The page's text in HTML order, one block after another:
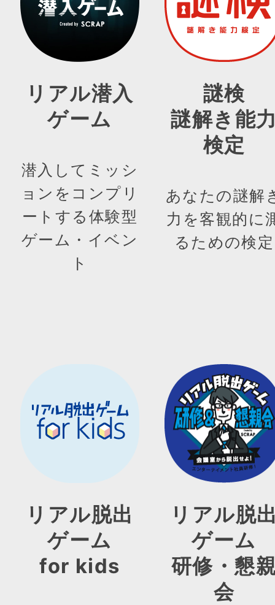
リアル潜入
ゲーム
潜入してミッシ
ョンをコンプリ
ートする体験型
ゲーム・イベン
ト
謎検
謎解き能
検定
あなたの謎解
力を客観的に
るための検定
リアル脱出
ゲーム
for kids
リアル脱
ゲーム
研修・懇
会